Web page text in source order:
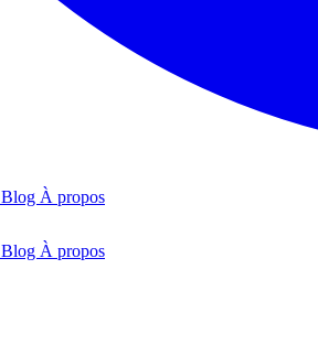
Blog À propos
Blog À propos